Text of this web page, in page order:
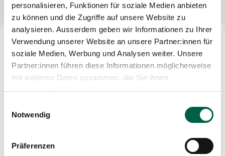
personalisieren, Funktionen für soziale Medien anbieten
zu können und die Zugriffe auf unsere Website zu
analysieren. Ausserdem geben wir Informationen zu Ihrer
Verwendung unserer Website an unsere Partner:innen für
soziale Medien, Werbung und Analysen weiter. Unsere
Partner:innen führen diese Informationen möglicherweise
mit weiteren Daten zusammen, die Sie ihnen
bereitgestellt haben oder die sie im Rahmen Ihrer
Notwendig
Präferenzen
Jobs & Career
Contact us
Baby gallery
Media
Publications
Profession
Sports therapist BSc
Training and further education